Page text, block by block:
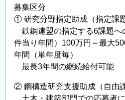
募集区分
① 研究分野指定助成（指定課題
鉄鋼連盟の指定する6課題
件当り年間）100万円～最
年間（単年度毎）
最長3年間の継続給付可能
② 鋼構造研究支援助成（自由
土木・建築部門での応募者